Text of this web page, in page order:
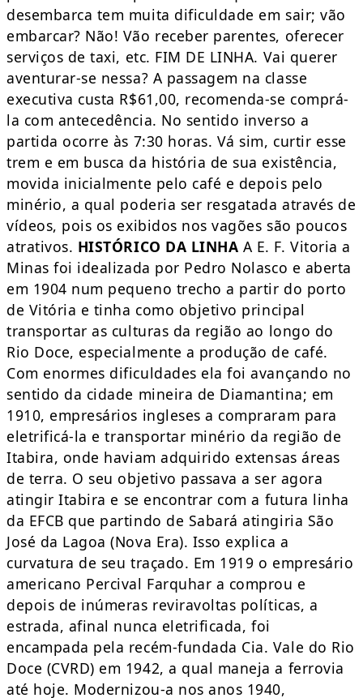
desembarca tem muita dificuldade em sair; vão
embarcar? Não! Vão receber parentes, oferecer
serviços de taxi, etc. FIM DE LINHA. Vai querer
aventurar-se nessa? A passagem na classe
executiva custa R$61,00, recomenda-se comprá-
la com antecedência. No sentido inverso a
partida ocorre às 7:30 horas. Vá sim, curtir esse
trem e em busca da história de sua existência,
movida inicialmente pelo café e depois pelo
minério, a qual poderia ser resgatada através de
vídeos, pois os exibidos nos vagões são poucos
atrativos. HISTÓRICO DA LINHA A E. F. Vitoria a
Minas foi idealizada por Pedro Nolasco e aberta
em 1904 num pequeno trecho a partir do porto
de Vitória e tinha como objetivo principal
transportar as culturas da região ao longo do
Rio Doce, especialmente a produção de café.
Com enormes dificuldades ela foi avançando no
sentido da cidade mineira de Diamantina; em
1910, empresários ingleses a compraram para
eletrificá-la e transportar minério da região de
Itabira, onde haviam adquirido extensas áreas
de terra. O seu objetivo passava a ser agora
atingir Itabira e se encontrar com a futura linha
da EFCB que partindo de Sabará atingiria São
José da Lagoa (Nova Era). Isso explica a
curvatura de seu traçado. Em 1919 o empresário
americano Percival Farquhar a comprou e
depois de inúmeras reviravoltas políticas, a
estrada, afinal nunca eletrificada, foi
encampada pela recém-fundada Cia. Vale do Rio
Doce (CVRD) em 1942, a qual maneja a ferrovia
até hoje. Modernizou-a nos anos 1940,